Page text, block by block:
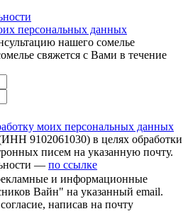
персональных данных
нашего сомелье
свяжется с Вами в течение
моих персональных данных
9102061030) в целях обработки
писем на указанную почту.
— по ссылке
и информационные
Вайн" на указанный email.
написав на почту